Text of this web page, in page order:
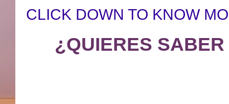
CLICK DOWN TO KNOW
¿QUIERES